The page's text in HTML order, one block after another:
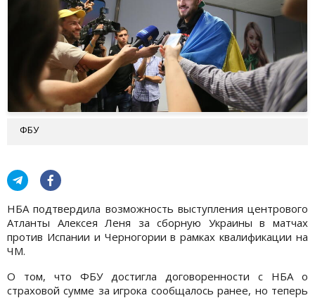
ФБУ
НБА подтвердила возможность выступления центрового
Атланты Алексея Леня за сборную Украины в матчах
против Испании и Черногории в рамках квалификации на
ЧМ.
О том, что ФБУ достигла договоренности с НБА о
страховой сумме за игрока сообщалось ранее, но теперь